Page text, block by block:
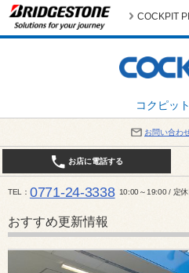
COCKPIT
コクピッ
お問い合わ
お店に電話する
TEL 0771-24-3338 10:00～19:00 / 定
おすすめ更新情報